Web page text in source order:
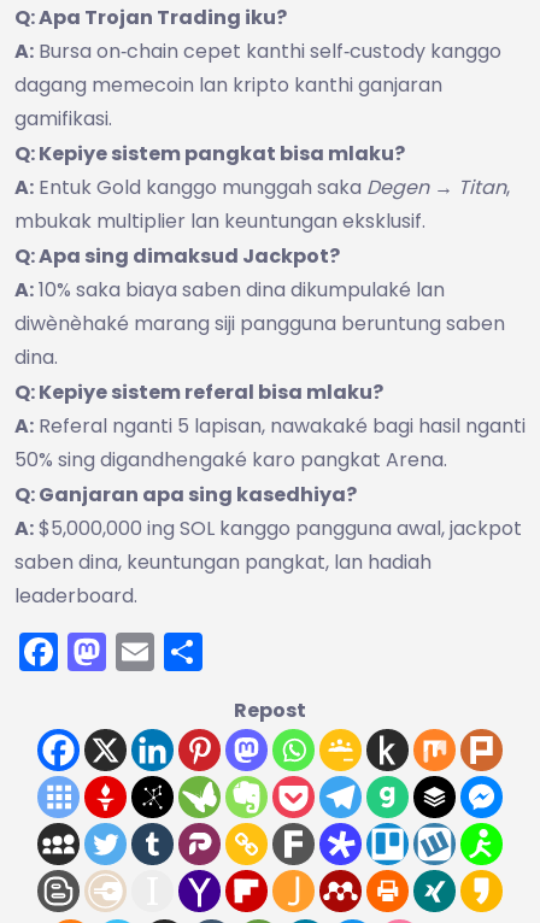
Q: Apa Trojan Trading iku?
A: Bursa on‑chain cepet kanthi self‑custody kanggo
dagang memecoin lan kripto kanthi ganjaran
gamifikasi.
Q: Kepiye sistem pangkat bisa mlaku?
A: Entuk Gold kanggo munggah saka Degen → Titan,
mbukak multiplier lan keuntungan eksklusif.
Q: Apa sing dimaksud Jackpot?
A:10% saka biaya saben dina dikumpulaké lan
diwènèhaké marang siji pangguna beruntung saben
dina.
Q: Kepiye sistem referal bisa mlaku?
A: Referal nganti 5 lapisan, nawakaké bagi hasil nganti
50% sing digandhengaké karo pangkat Arena.
Q: Ganjaran apa sing kasedhiya?
A:$5,000,000 ing SOL kanggo pangguna awal, jackpot
saben dina, keuntungan pangkat, lan hadiah
leaderboard.
Facebook
Mastodon
Email
Repost